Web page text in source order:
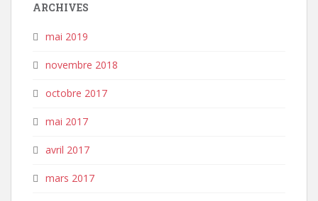
ARCHIVES
mai 2019
novembre 2018
octobre 2017
mai 2017
avril 2017
mars 2017